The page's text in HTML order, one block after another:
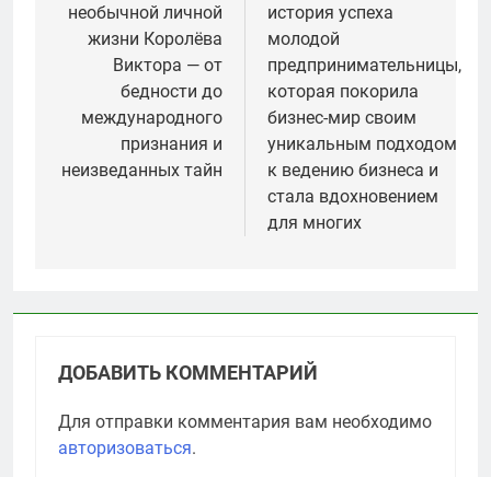
записям
необычной личной
жизни Королёва
Виктора — от
бедности до
международного
признания и
неизведанных тайн
история успеха
молодой
предпринимательницы,
которая покорила
бизнес-мир своим
уникальным подходом
к ведению бизнеса и
стала вдохновением
для многих
ДОБАВИТЬ КОММЕНТАРИЙ
Для отправки комментария вам необходимо
авторизоваться.